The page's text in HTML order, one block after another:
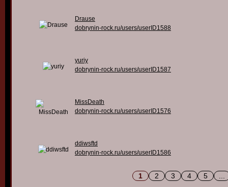
Drause
dobrynin-rock.ru/users/userID1588
yuriy
dobrynin-rock.ru/users/userID1587
MissDeath
dobrynin-rock.ru/users/userID1576
ddiwsftd
dobrynin-rock.ru/users/userID1586
1 2 3 4 5